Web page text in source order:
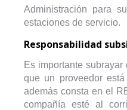
Administración para
estaciones de servicio.
Responsabilidad
Es importante
que un proveedor
además consta en el
compañía esté al